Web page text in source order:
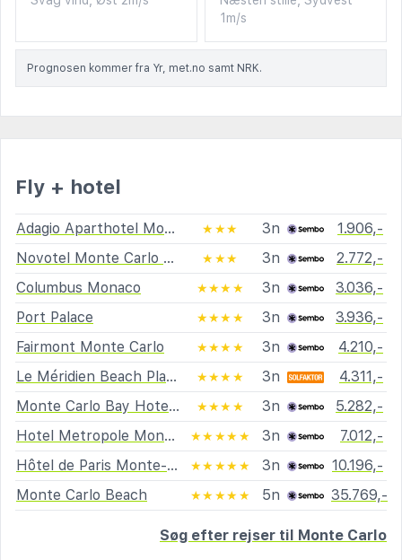
1m/s
Prognosen kommer fra Yr, met.no samt NRK.
Fly + hotel
Adagio Aparthotel Monaco Monte Cristo ★★★ 3n
1.906,-
Novotel Monte Carlo Hotel
★★★ 3n
2.772,-
Columbus Monaco
★★★★ 3n
3.036,-
Port Palace
★★★★ 3n
3.936,-
Fairmont Monte Carlo
★★★★ 3n
4.210,-
Le Méridien Beach Plaza
★★★★ 3n
4.311,-
Monte Carlo Bay Hotel And Resort
★★★★ 3n
5.282,-
Hotel Metropole Monte Carlo
★★★★★ 3n
7.012,-
Hôtel de Paris Monte-Carlo
★★★★★ 3n
10.196,-
Monte Carlo Beach
★★★★★ 5n 35.769,-
Søg efter rejser til Monte Carlo